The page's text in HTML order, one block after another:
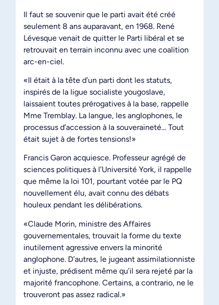
Il faut se souvenir que le parti avait été créé
seulement 8 ans auparavant, en 1968. René
Lévesque venait de quitter le Parti libéral et se
retrouvait en terrain inconnu avec une coalition
arc-en-ciel.
«Il était à la tête d’un parti dont les statuts,
inspirés de la ligue socialiste yougoslave,
laissaient toutes prérogatives à la base, rappelle
Mme Tremblay. La langue, les anglophones, le
processus d’accession à la souveraineté… Tout
était sujet à de fortes tensions!»
Francis Garon acquiesce. Professeur agrégé de
sciences politiques à l’Université York, il rappelle
que même la loi 101, pourtant votée par le PQ
nouvellement élu, avait connu des débats
houleux pendant les délibérations.
«Claude Morin, ministre des Affaires
gouvernementales, trouvait la forme du texte
inutilement agressive envers la minorité
anglophone. D’autres, le jugeant assimilationniste
et injuste, prédisent même qu’il sera rejeté par la
majorité francophone. Certains, a contrario, ne le
trouveront pas assez radical.»